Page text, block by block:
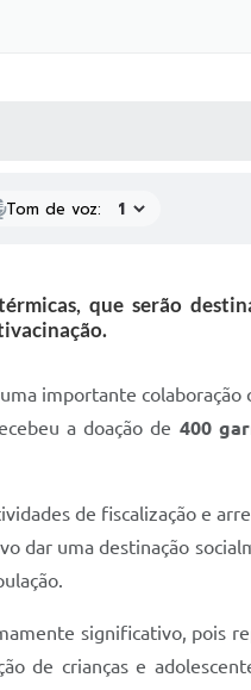
Tom de voz:
que serão
importante colaboração
a doação de 400
de fiscalização e
dar uma destinação
significativo, pois
de crianças e